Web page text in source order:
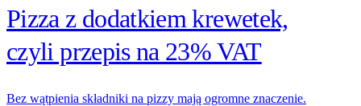
Pizza z dodatkiem krewetek,
czyli przepis na 23% VAT
Bez wątpienia składniki na pizzy mają ogromne znaczenie.